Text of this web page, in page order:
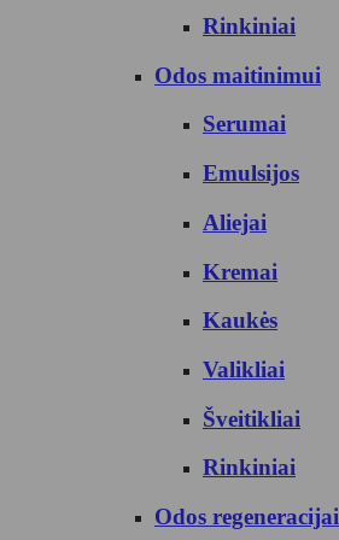
Rinkiniai
Odos maitinimui
Serumai
Emulsijos
Aliejai
Kremai
Kaukės
Valikliai
Šveitikliai
Rinkiniai
Odos regeneracijai